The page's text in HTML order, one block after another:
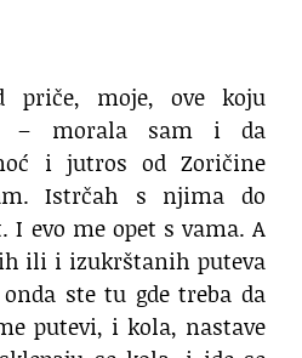
priče, moje, ove koju
– morala sam i da
i jutros od Zoričine
Istrčah s njima do
evo me opet s vama. A
ili i izukrštanih puteva
ste tu gde treba da
putevi, i kola, nastave